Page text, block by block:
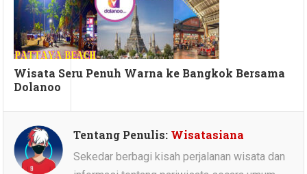
Wisata Seru Penuh Warna ke Bangkok Bersama
Dolanoo
Tentang Penulis: Wisatasiana
Sekedar berbagi kisah perjalanan wisata dan